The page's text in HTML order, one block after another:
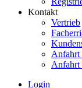
Kontakt
Vertrieb
Anfahrt
Anfahrt
Login